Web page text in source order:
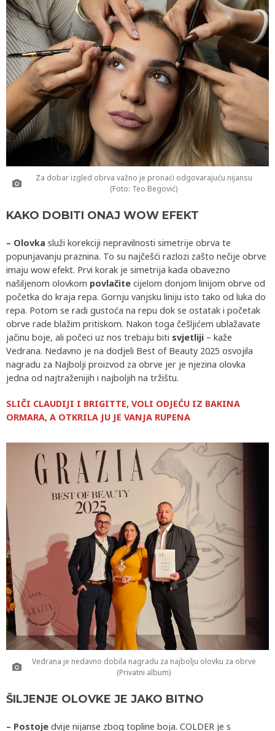
Za dobar izgled obrva važno je pronaći odgovarajuću nijansu
(Foto: Teo Begović)
KAKO DOBITI ONAJ WOW EFEKT
– Olovka služi korekciji nepravilnosti simetrije obrva te
popunjavanju praznina. To su najčešći razlozi zašto nečije obrve
imaju wow efekt. Prvi korak je simetrija kada obavezno
našiljenom olovkom povlačite cijelom donjom linijom obrve od
početka do kraja repa. Gornju vanjsku liniju isto tako od luka do
repa. Potom se radi gustoća na repu dok se ostatak i početak
obrve rade blažim pritiskom. Nakon toga češljićem ublažavate
jačinu boje, ali počeci uz nos trebaju biti svjetliji – kaže
Vedrana. Nedavno je na dodjeli Best of Beauty 2025 osvojila
nagradu za Najbolji proizvod za obrve jer je njezina olovka
jedna od najtraženijih i najboljih na tržištu.
SLIČI CLAUDIJI I BRIGITTE, VOLI ODJEĆU IZ BAKINA
ORMARA, A OTKRILA JU JE VANJA RUPENA
Vedrana je nedavno dobila nagradu za najbolju olovku za obrve
(Privatni album)
ŠILJENJE OLOVKE JE JAKO BITNO
– Postoje dvije nijanse zbog topline boja. COLDER je s